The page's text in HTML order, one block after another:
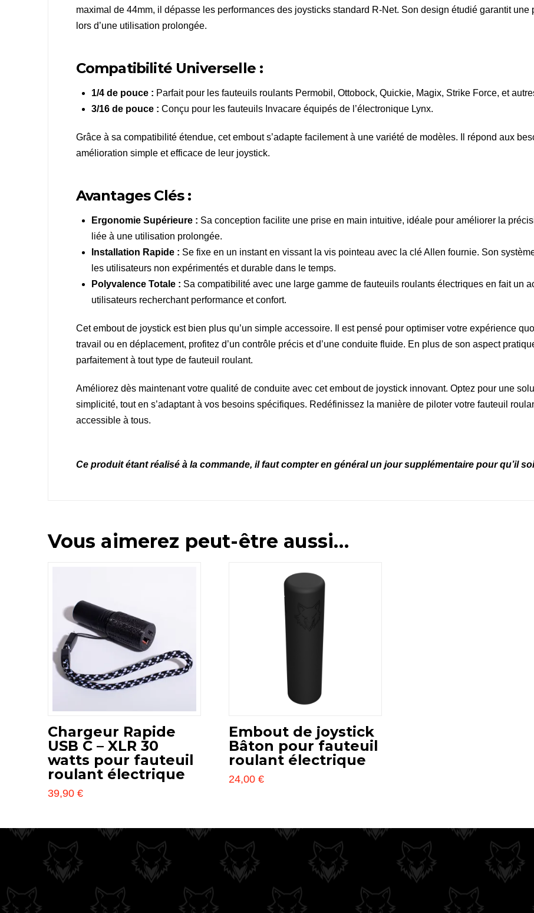
maximal de 44mm, il dépasse les performances des joysticks standard R-Net. Son design étudié garantit
lors d’une utilisation prolongée.
Compatibilité Universelle :
1/4 de pouce : Parfait pour les fauteuils roulants Permobil, Ottobock, Quickie, Magix, Strike Force, et
3/16 de pouce : Conçu pour les fauteuils Invacare équipés de l’électronique Lynx.
Grâce à sa compatibilité étendue, cet embout s’adapte facilement à une variété de modèles. Il répond aux
amélioration simple et efficace de leur joystick.
Avantages Clés :
Ergonomie Supérieure : Sa conception facilite une prise en main intuitive, idéale pour améliorer la
liée à une utilisation prolongée.
Installation Rapide : Se fixe en un instant en vissant la vis pointeau avec la clé Allen fournie. Son
les utilisateurs non expérimentés et durable dans le temps.
Polyvalence Totale : Sa compatibilité avec une large gamme de fauteuils roulants électriques en fait un
utilisateurs recherchant performance et confort.
Cet embout de joystick est bien plus qu’un simple accessoire. Il est pensé pour optimiser votre expérience
travail ou en déplacement, profitez d’un contrôle précis et d’une conduite fluide. En plus de son aspect
parfaitement à tout type de fauteuil roulant.
Améliorez dès maintenant votre qualité de conduite avec cet embout de joystick innovant. Optez pour une
simplicité, tout en s’adaptant à vos besoins spécifiques. Redéfinissez la manière de piloter votre fauteuil
accessible à tous.
Ce produit étant réalisé à la commande, il faut compter en général un jour supplémentaire pour qu’il
Vous aimerez peut-être aussi…
Chargeur Rapide
USB C – XLR 30
watts pour fauteuil
roulant électrique
39,90 €
plusieurs
variations.
Embout de joystick
Bâton pour fauteuil
roulant électrique
24,00€
plusieurs
variations.
Les